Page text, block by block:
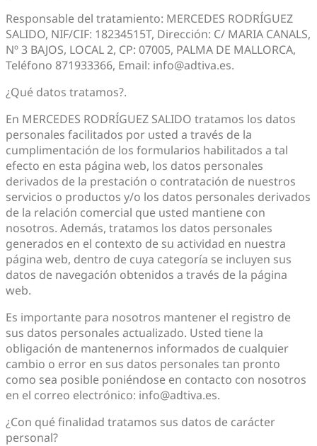
Responsable del tratamiento: MERCEDES RODRÍGUEZ
SALIDO, NIF/CIF: 18234515T, Dirección: C/ MARIA CANALS,
Nº 3 BAJOS, LOCAL 2, CP: 07005, PALMA DE MALLORCA,
Teléfono 871933366, Email: info@adtiva.es.
¿Qué datos tratamos?.
En MERCEDES RODRÍGUEZ SALIDO tratamos los datos
personales facilitados por usted a través de la
cumplimentación de los formularios habilitados a tal
efecto en esta página web, los datos personales
derivados de la prestación o contratación de nuestros
servicios o productos y/o los datos personales derivados
de la relación comercial que usted mantiene con
nosotros. Además, tratamos los datos personales
generados en el contexto de su actividad en nuestra
página web, dentro de cuya categoría se incluyen sus
datos de navegación obtenidos a través de la página
web.
Es importante para nosotros mantener el registro de
sus datos personales actualizado. Usted tiene la
obligación de mantenernos informados de cualquier
cambio o error en sus datos personales tan pronto
como sea posible poniéndose en contacto con nosotros
en el correo electrónico: info@adtiva.es.
¿Con qué finalidad tratamos sus datos de carácter
personal?